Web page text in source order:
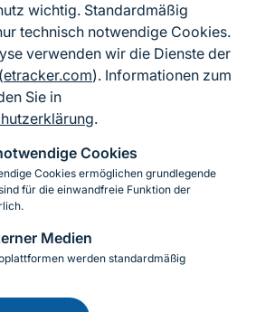
wichtig. Standardmäßig
technisch notwendige Cookies.
verwenden wir die Dienste der
etracker.com). Informationen zum
Sie in
.
Cookies
Cookies ermöglichen grundlegende
für die einwandfreie Funktion der
Medien
werden standardmäßig
Einwilligung
Kontakt zum BfN
Kontaktformular
zur Barrierefreiheit
Impressum
Datenschutz
YouTubeLinkedIn